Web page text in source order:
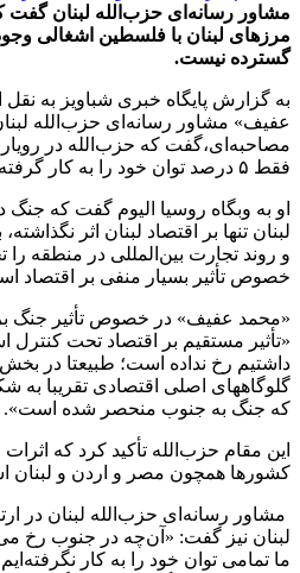
مشاور رسانه‌ای حزب‌الله لبنان گفت
مرزهای لبنان با فلسطین اشغالی
گسترده نیست.
به گزارش پایگاه خبری شباویز به
عفیف» مشاور رسانه‌ای حزب‌الله
مصاحبه‌ای،گفت که حزب‌الله در
فقط ۵ درصد توان خود را به کار گرفته است.
او به وبگاه روسیا الیوم گفت که
لبنان تنها بر اقتصاد لبنان اثر
و روند تجارت بین‌المللی در منطقه را
خصوص تأثیر بسیار منفی بر اقتصاد
«محمد عفیف» در خصوص تأثیر جنگ بر
«تأثیر مستقیم بر اقتصاد تحت کنترل
داشتیم رخ نداده است؛ طبیعتا در
گلوگاههای اصلی اقتصادی تقریبا به
که جنگ به جنوب منحصر شده است».
این مقام حزب‌الله تأکید کرد که
کشورها همچون مصر و اردن و لبنان
مشاور رسانه‌ای حزب‌الله لبنان در
لبنان نیز گفت: «آن‌چه در جنوب رخ
ما تمامی توان خود را به کار